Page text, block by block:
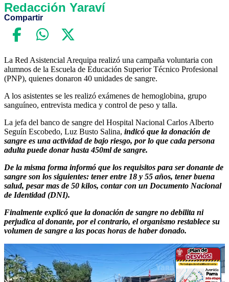
Redacción Yaraví
Compartir
La Red Asistencial Arequipa realizó una campaña voluntaria con
alumnos de la Escuela de Educación Superior Técnico Profesional
(PNP), quienes donaron 40 unidades de sangre.
A los asistentes se les realizó exámenes de hemoglobina, grupo
sanguíneo, entrevista medica y control de peso y talla.
La jefa del banco de sangre del Hospital Nacional Carlos Alberto
Seguín Escobedo, Luz Busto Salina, indicó que la donación de
sangre es una actividad de bajo riesgo, por lo que cada persona
adulta puede donar hasta 450ml de sangre.
De la misma forma informó que los requisitos para ser donante de
sangre son los siguientes: tener entre 18 y 55 años, tener buena
salud, pesar mas de 50 kilos, contar con un Documento Nacional
de Identidad (DNI).
Finalmente explicó que la donación de sangre no debilita ni
perjudica al donante, por el contrario, el organismo restablece su
volumen de sangre a las pocas horas de haber donado.